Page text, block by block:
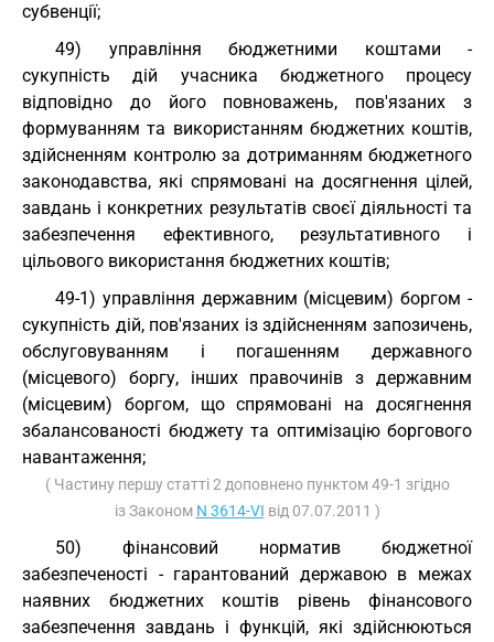
субвенції;
49) управління бюджетними коштами -
сукупність дій учасника бюджетного процесу
відповідно до його повноважень, пов'язаних з
формуванням та використанням бюджетних коштів,
здійсненням контролю за дотриманням бюджетного
законодавства, які спрямовані на досягнення цілей,
завдань і конкретних результатів своєї діяльності та
забезпечення ефективного, результативного і
цільового використання бюджетних коштів;
49-1) управління державним (місцевим) боргом -
сукупність дій, пов'язаних із здійсненням запозичень,
обслуговуванням і погашенням державного
(місцевого) боргу, інших правочинів з державним
(місцевим) боргом, що спрямовані на досягнення
збалансованості бюджету та оптимізацію боргового
навантаження;
( Частину першу статті 2 доповнено пунктом 49-1 згідно
із Законом N 3614-VI від 07.07.2011 )
50) фінансовий норматив бюджетної
забезпеченості - гарантований державою в межах
наявних бюджетних коштів рівень фінансового
забезпечення завдань і функцій, які здійснюються